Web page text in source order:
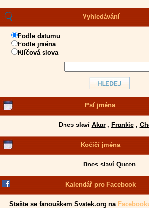
Vyhledávání
Podle datumu
Podle jména
Klíčová slova
Psí jména
Dnes slaví Akar, Frankie,
Kočičí jména
Dnes slaví Queen
Kalendář pro Facebook
Staňte se fanouškem Svatek.org na